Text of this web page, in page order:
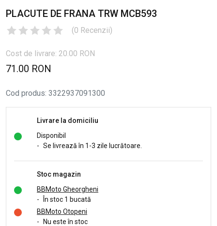
PLACUTE DE FRANA TRW MCB593
(0 Recenzii)
Cost de livrare: 20.00 RON
71.00 RON
Cod produs: 3322937091300
Livrare la domiciliu
Disponibil
- Se livrează în 1-3 zile lucrătoare.
Stoc magazin
BBMoto Gheorgheni
-
În stoc 1 bucată
BBMoto Otopeni
- Nu este în stoc